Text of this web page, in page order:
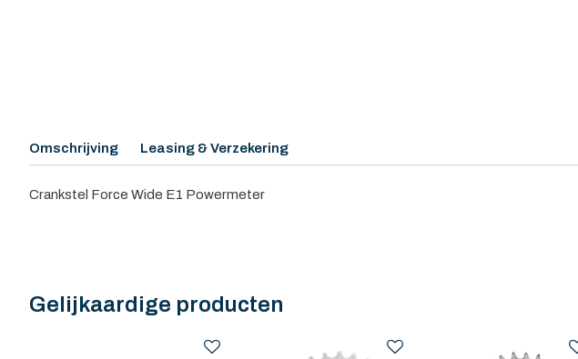
Omschrijving Leasing & Verzekering
Crankstel Force Wide E1 Powermeter
Gelijkaardige producten